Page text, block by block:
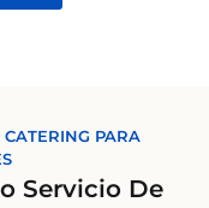
PARA
Servicio De